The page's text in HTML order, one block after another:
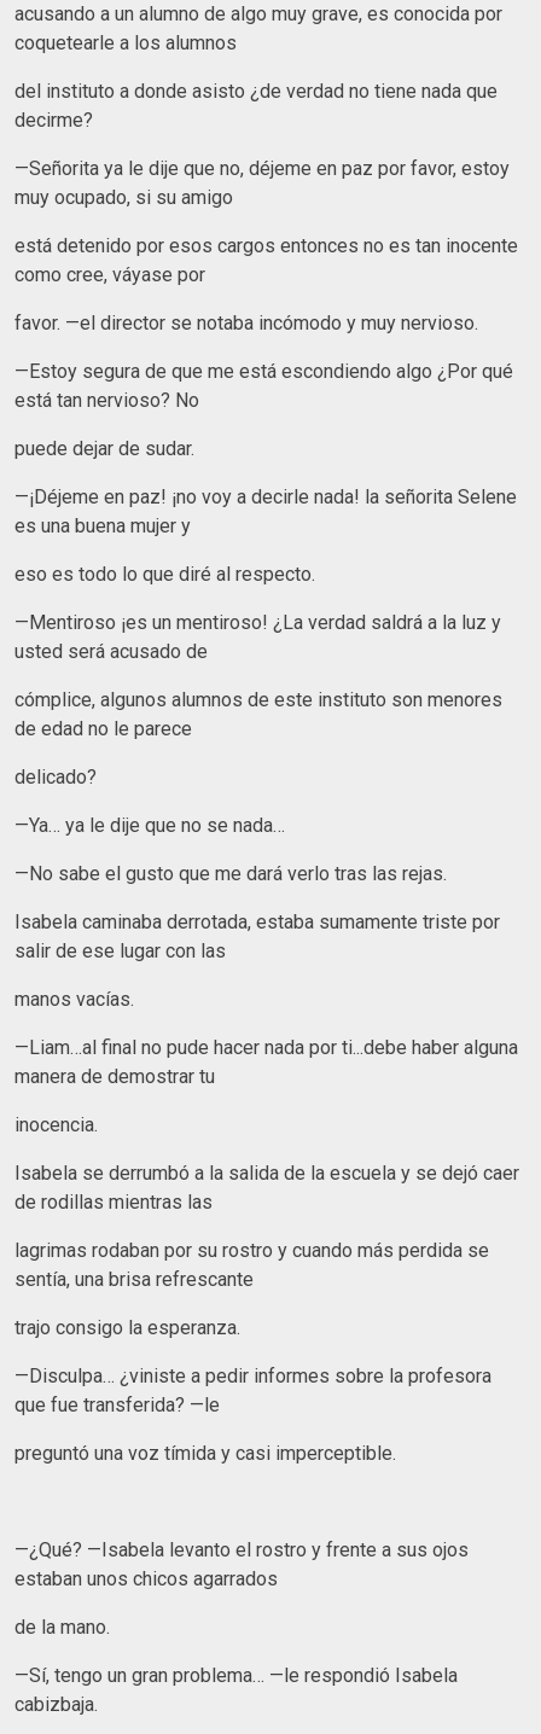
acusando a un alumno de algo muy grave, es conocida por
coquetearle a los alumnos
del instituto a donde asisto ¿de verdad no tiene nada que
decirme?
—Señorita ya le dije que no, déjeme en paz por favor, estoy
muy ocupado, si su amigo
está detenido por esos cargos entonces no es tan inocente
como cree, váyase por
favor. —el director se notaba incómodo y muy nervioso.
—Estoy segura de que me está escondiendo algo ¿Por qué
está tan nervioso? No
puede dejar de sudar.
—¡Déjeme en paz! ¡no voy a decirle nada! la señorita Selene
es una buena mujer y
eso es todo lo que diré al respecto.
—Mentiroso ¡es un mentiroso! ¿La verdad saldrá a la luz y
usted será acusado de
cómplice, algunos alumnos de este instituto son menores
de edad no le parece
delicado?
—Ya… ya le dije que no se nada…
—No sabe el gusto que me dará verlo tras las rejas.
Isabela caminaba derrotada, estaba sumamente triste por
salir de ese lugar con las
manos vacías.
—Liam…al final no pude hacer nada por ti...debe haber alguna
manera de demostrar tu
inocencia.
Isabela se derrumbó a la salida de la escuela y se dejó caer
de rodillas mientras las
lagrimas rodaban por su rostro y cuando más perdida se
sentía, una brisa refrescante
trajo consigo la esperanza.
—Disculpa… ¿viniste a pedir informes sobre la profesora
que fue transferida? —le
preguntó una voz tímida y casi imperceptible.
—¿Qué? —Isabela levanto el rostro y frente a sus ojos
estaban unos chicos agarrados
de la mano.
—Sí, tengo un gran problema… —le respondió Isabela
cabizbaja.